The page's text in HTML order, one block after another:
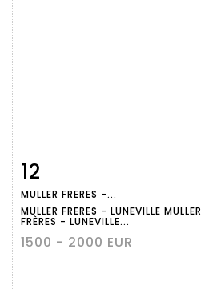
détaillée
12
MULLER FRERES -...
MULLER FRERES - LUNEVILLE MULLER
FRÈRES - LUNEVILLE...
1500 - 2000 EUR